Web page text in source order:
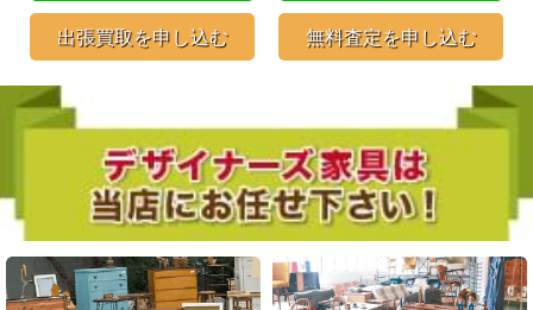
出張買取を申し込む 無料査定を申し込む